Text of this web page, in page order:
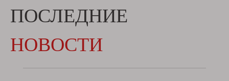
ПОСЛЕДНИЕ
НОВОСТИ